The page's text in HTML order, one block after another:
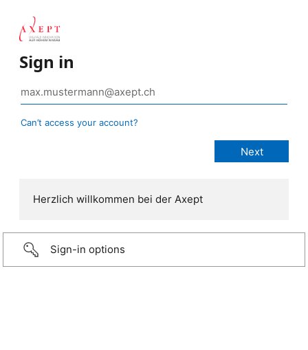
Sign in
Can’t access your account?
Herzlich willkommen bei der Axept
Sign-in options